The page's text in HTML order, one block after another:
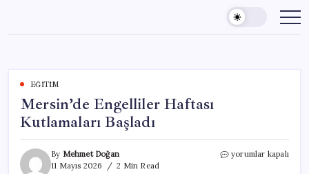
content
EĞITIM
Mersin’de Engelliler Haftası
Kutlamaları Başladı
By Mehmet Doğan
11 Mayıs 2026
2 Min Read
Mersin’de
yorumlar kapalı